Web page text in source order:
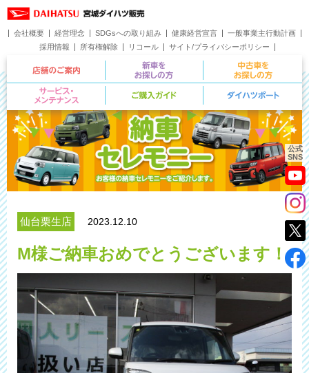
公式
SNS
会社概要 経営理念 SDGsへの取り組み 健康経営宣言
一般事業主行動計画
採用情報
所有権解除 リコール
サイト/プライバシーポリシー
お問い合わせ
店舗のご案内 新車をお探しの方
サービス・メンテナンス ご購入ガイド
仙台栗生店 2023.12.10
M様ご納車おめでとうございます！